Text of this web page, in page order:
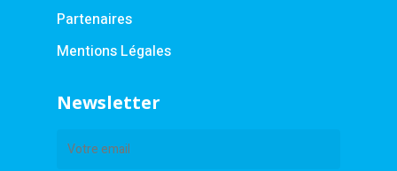
Partenaires
Mentions Légales
Newsletter